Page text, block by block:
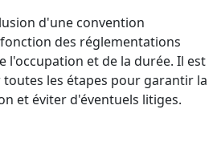
d'une convention
des réglementations
l'occupation et de la durée. Il est
les étapes pour garantir la
et éviter d'éventuels litiges.